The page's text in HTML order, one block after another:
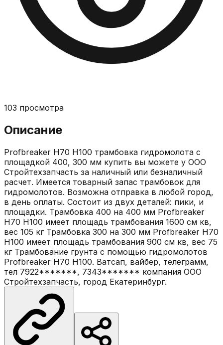
103 просмотра
Описание
Profbreaker H70 H100 трамбовка гидромолота с
площадкой 400, 300 мм купить вы можете у ООО
Стройтехзапчасть за наличный или безналичный
расчет. Имеется товарный запас трамбовок для
гидромолотов. Возможна отправка в любой город,
в день оплаты. Состоит из двух деталей: пики, и
площадки. Трамбовка 400 на 400 мм Profbreaker
H70 H100 имеет площадь трамбования 1600 см кв,
вес 105 кг Трамбовка 300 на 300 мм Profbreaker H70
H100 имеет площадь трамбования 900 см кв, вес 75
кг Трамбование грунта с помощью гидромолотов
Profbreaker H70 H100. Ватсап, вайбер, телеграмм,
тел 7922*******, 7343******* компания ООО
Стройтехзапчасть, город Екатеринбург.